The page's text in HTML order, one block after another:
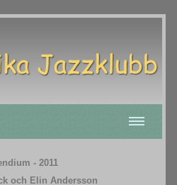
- 2011
och Elin Andersson